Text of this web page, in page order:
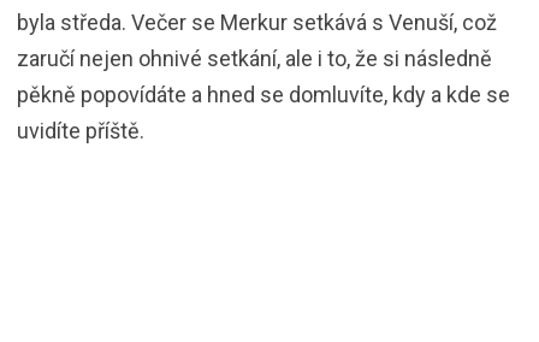
byla středa. Večer se Merkur setkává s Venuší, což
zaručí nejen ohnivé setkání, ale i to, že si následně
pěkně popovídáte a hned se domluvíte, kdy a kde se
uvidíte příště.